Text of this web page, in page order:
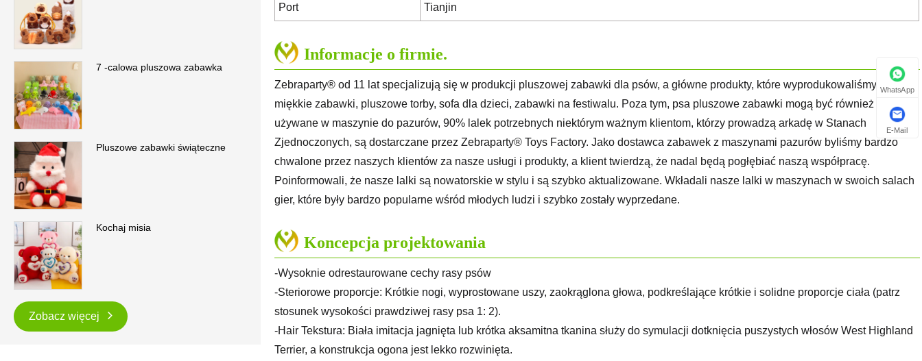
7 -calowa pluszowa zabawka
Pluszowe zabawki świąteczne
Kochaj misia
Zobacz więcej
Port Tianjin
Informacje o firmie.
Zebraparty® od 11 lat specjalizują się w produkcji pluszowej zabawki dla psów, a główne produkty, które wyprodukowaliśmy, to
miękkie zabawki, pluszowe torby, sofa dla dzieci, zabawki na festiwalu. Poza tym, psa pluszowe zabawki mogą być również
używane w maszynie do pazurów, 90% lalek potrzebnych niektórym ważnym klientom, którzy prowadzą arkadę w Stanach
Zjednoczonych, są dostarczane przez Zebraparty® Toys Factory. Jako dostawca zabawek z maszynami pazurów byliśmy bardzo
chwalone przez naszych klientów za nasze usługi i produkty, a klient twierdzą, że nadal będą pogłębiać naszą współpracę.
Poinformowali, że nasze lalki są nowatorskie w stylu i są szybko aktualizowane. Wkładali nasze lalki w maszynach w swoich salach
gier, które były bardzo popularne wśród młodych ludzi i szybko zostały wyprzedane.
Koncepcja projektowania
-Wysoknie odrestaurowane cechy rasy psów
-Steriorowe proporcje: Krótkie nogi, wyprostowane uszy, zaokrąglona głowa, podkreślające krótkie i solidne proporcje ciała (patrz
stosunek wysokości prawdziwej rasy psa 1: 2).
-Hair Tekstura: Biała imitacja jagnięta lub krótka aksamitna tkanina służy do symulacji dotknięcia puszystych włosów West Highland
Terrier, a konstrukcja ogona jest lekko rozwinięta.
WhatsApp
E-Mail